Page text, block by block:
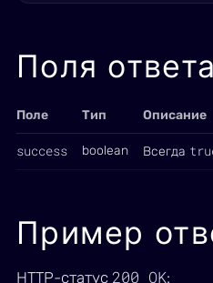
Поля ответа
Поле Тип Описание
success boolean Всегда
Пример
HTTP-статус 200 OK: